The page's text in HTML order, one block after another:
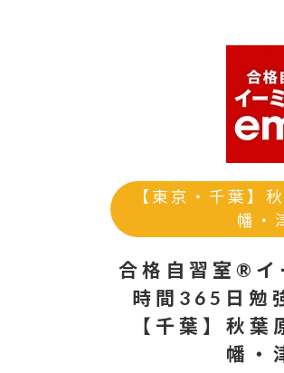
【東京・千葉】
幡・
合格自習室®
時間365日勉
【千葉】秋葉
幡・